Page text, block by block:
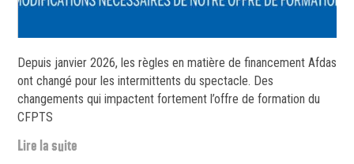
Depuis janvier 2026, les règles en matière de financement Afdas
ont changé pour les intermittents du spectacle. Des
changements qui impactent fortement l’offre de formation du
CFPTS
Lire la suite